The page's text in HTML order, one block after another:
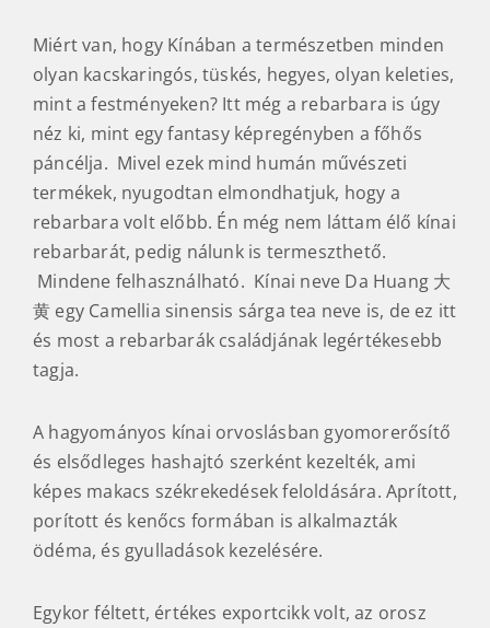
Miért van, hogy Kínában a természetben minden
olyan kacskaringós, tüskés, hegyes, olyan keleties,
mint a festményeken? Itt még a rebarbara is úgy
néz ki, mint egy fantasy képregényben a főhős
páncélja. Mivel ezek mind humán művészeti
termékek, nyugodtan elmondhatjuk, hogy a
rebarbara volt előbb. Én még nem láttam élő kínai
rebarbarát, pedig nálunk is termeszthető.
Mindene felhasználható. Kínai neve Da Huang 大
黄 egy Camellia sinensis sárga tea neve is, de ez itt
és most a rebarbarák családjának legértékesebb
tagja.
A hagyományos kínai orvoslásban gyomorerősítő
és elsődleges hashajtó szerként kezelték, ami
képes makacs székrekedések feloldására. Aprított,
porított és kenőcs formában is alkalmazták
ödéma, és gyulladások kezelésére.
Egykor féltett, értékes exportcikk volt, az orosz